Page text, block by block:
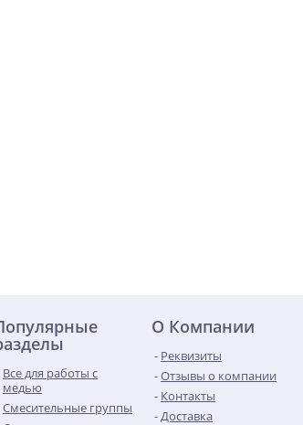
Все для работы с
медью
Смесительные группы
О Компании
Реквизиты
Отзывы о компании
Контакты
Доставка